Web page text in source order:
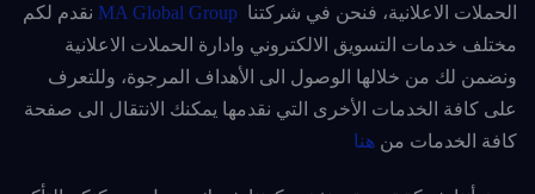
الحملات الاعلانية، فنحن في شركتنا MA Global Group نقدم لكم
مختلف خدمات التسويق الالكتروني وادارة الحملات الاعلانية
ونضمن لك من خلالها الوصول الى الأهداف المرجوة، وللتعرف
على كافة الخدمات الأخرى التي نقدمها يمكنك الانتقال الى صفحة
كافة الخدمات من هنا